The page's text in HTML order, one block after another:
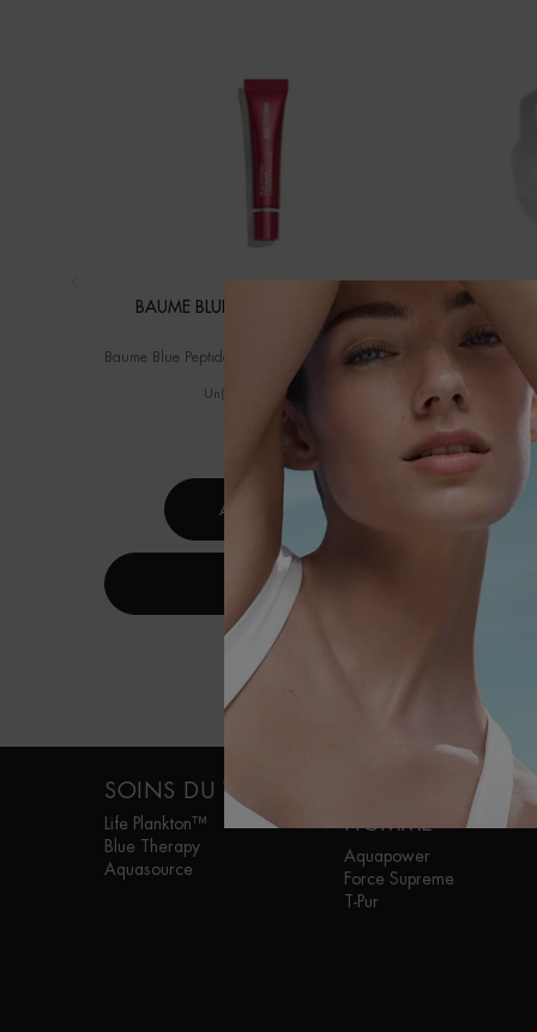
BAUME BLUE PEPTIDES EYES & LIPS
Baume Blue Peptides Eyes & Lips Reshaper – Lifte et
Un(e) taille disponible
ACHAT RAPIDE
DÉCOUVRIR
résistante¹. ¹Test instrumental sur 40 femmes après 1
SOINS DU VISAGE
Life Plankton™
Blue Therapy
Aquasource
SOINS POUR
HOMME
Aquapower
Force Supreme
T-Pur